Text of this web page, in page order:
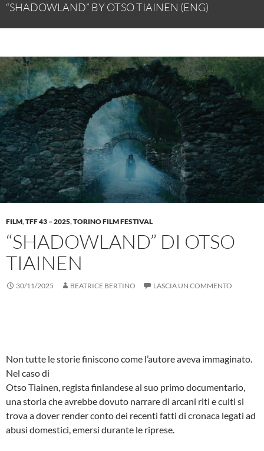
“SHADOWLAND” BY OTSO TIAINEN (ENG)
FILM,TFF 43 – 2025,TORINO FILM FESTIVAL
“SHADOWLAND” DI OTSO
TIAINEN
30/11/2025 BEATRICE BERTINO LASCIA UN COMMENTO
Non tutte le storie finiscono come l’autore aveva immaginato.
Nel caso di
Otso Tiainen, regista finlandese al suo primo documentario,
una storia che avrebbe dovuto narrare di arcani riti e culti si
trova a dover render conto dei recenti fatti di cronaca legati ad
abusi domestici, emersi durante le riprese.